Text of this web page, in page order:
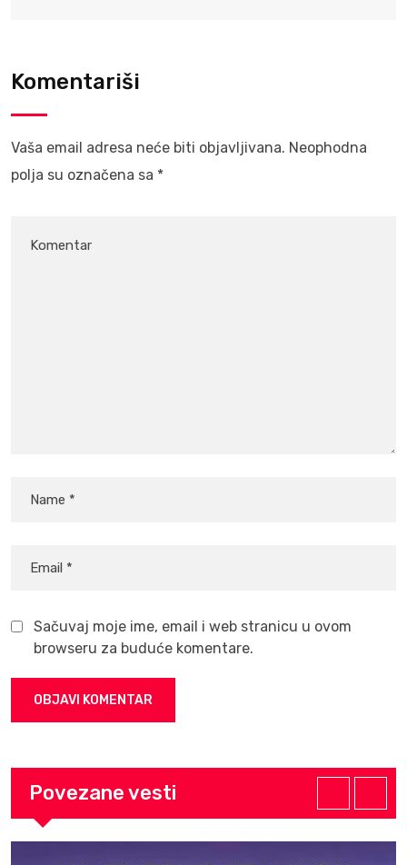
Komentariši
Vaša email adresa neće biti objavljivana. Neophodna
polja su označena sa *
Sačuvaj moje ime, email i web stranicu u ovom
browseru za buduće komentare.
Povezane vesti